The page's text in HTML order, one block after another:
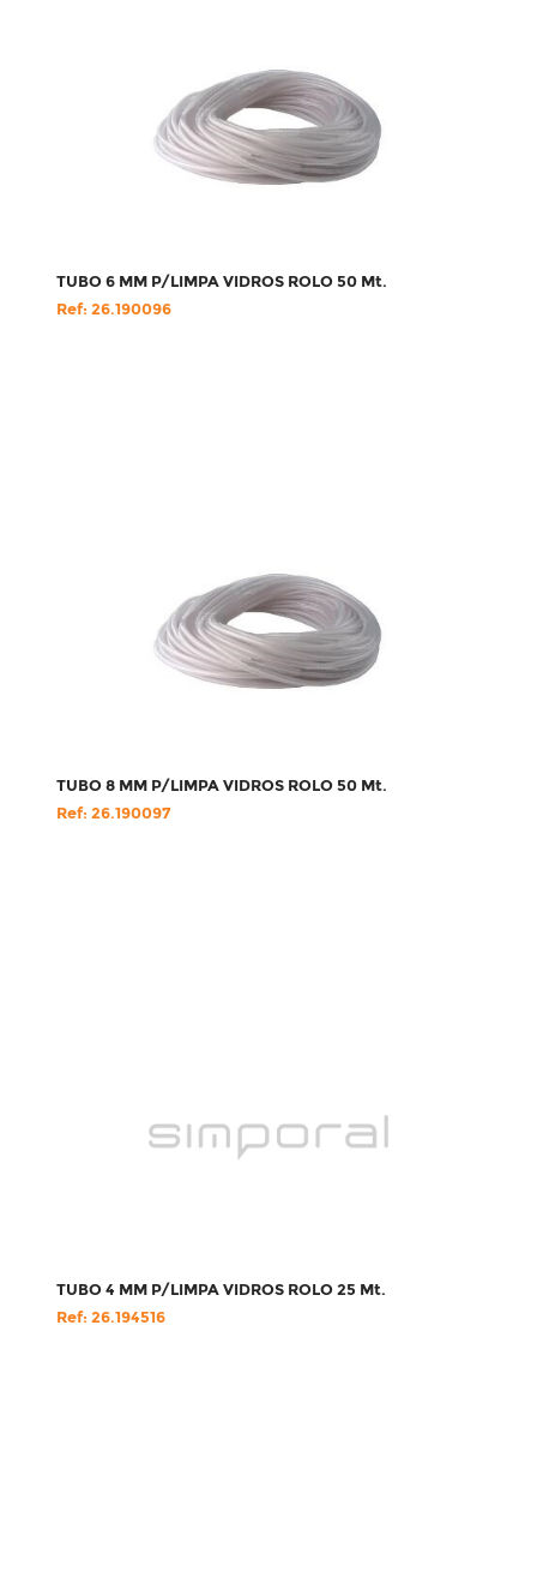
TUBO 6 MM P/LIMPA VIDROS ROLO 50 Mt.
Ref: 26.190096
TUBO 8 MM P/LIMPA VIDROS ROLO 50 Mt.
Ref: 26.190097
TUBO 4 MM P/LIMPA VIDROS ROLO 25 Mt.
Ref: 26.194516